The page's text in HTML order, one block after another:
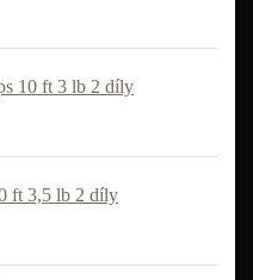
10 ft 3 lb 2 díly
ft 3,5 lb 2 díly